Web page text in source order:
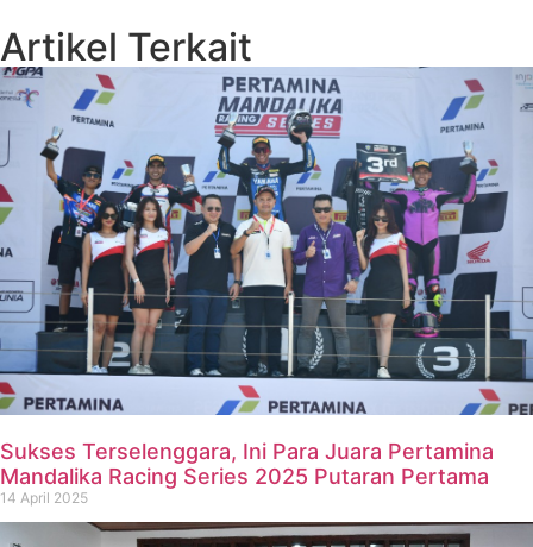
Artikel Terkait
Sukses Terselenggara, Ini Para Juara Pertamina
Mandalika Racing Series 2025 Putaran Pertama
14 April 2025